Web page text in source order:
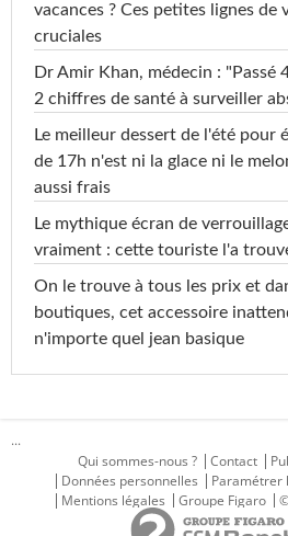
vacances ? Ces petites lignes
cruciales
Dr Amir Khan, médecin : "Passé
2 chiffres de santé à surveiller
Le meilleur dessert de l'été pour
de 17h n'est ni la glace ni le
aussi frais
Le mythique écran de
vraiment : cette touriste l'a
On le trouve à tous les prix et
boutiques, cet accessoire
n'importe quel jean basique
...
Qui sommes-nous ?
Contact
Données personnelles
Paramétrer
Mentions légales
Groupe Figaro